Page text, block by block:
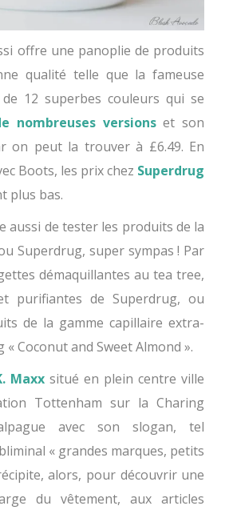
offre une panoplie de produits
qualité telle que la fameuse
12 superbes couleurs qui se
nombreuses versionset son
on peut la trouver à £6.49. En
Boots, les prix chez Superdrug
plus bas.
aussi de tester les produits de la
Superdrug, super sympas ! Par
démaquillantes au tea tree,
purifiantes de Superdrug, ou
de la gamme capillaire extra-
Coconut and Sweet Almond ».
Maxx situé en plein centre ville
Tottenham sur la Charing
avec son slogan, tel
« grandes marques, petits
alors, pour découvrir une
du vêtement, aux articles